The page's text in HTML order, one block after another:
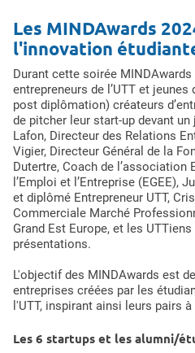
Les MINDAwards
l'innovation
Durant cette soirée
entrepreneurs de l’UTT et
post diplômation) créateurs
de pitcher leur start-up devant un
Lafon, Directeur des Relations
Vigier, Directeur Général de la
Dutertre, Coach de l’association
l’Emploi et l’Entreprise (EGEE),
et diplômé Entrepreneur UTT,
Commerciale Marché
Grand Est Europe, et les
présentations.
L'objectif des MINDAwards est
entreprises créées par les
l'UTT, inspirant ainsi leurs pairs
Les 6 startups et les alumni/